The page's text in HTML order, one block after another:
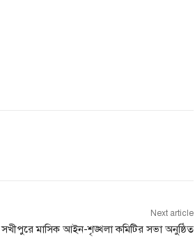
Next article
সখীপুরে মাসিক আইন-শৃঙ্খলা কমিটির সভা অনুষ্ঠিত